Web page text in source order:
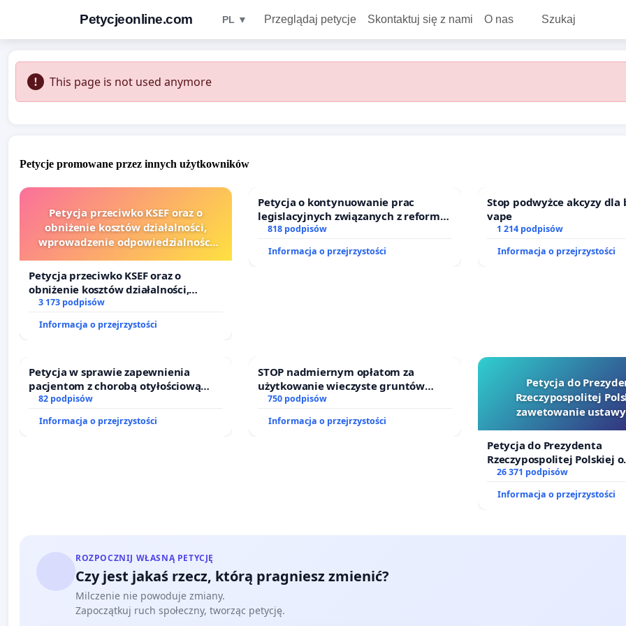
Petycjeonline.com PL ▼ Przeglądaj petycje Skontaktuj się z nami O nas Szukaj
This page is not used anymore
Petycje promowane przez innych użytkowników
Petycja przeciwko KSEF oraz o
obniżenie kosztów działalności,
wprowadzenie odpowiedzialności
sędziów
Petycja przeciwko KSEF oraz o
obniżenie kosztów działalności,
wprowadzenie odpowiedzialności
finansowej kluczowych urzędników i
sędziów
3 173 podpisów
Informacja o przejrzystości
Petycja o kontynuowanie prac
legislacyjnych związanych z reformą
prawa rodzinnego
818 podpisów
Informacja o przejrzystości
Stop podwyżce akcyzy dla
vape
1 214 podpisów
Informacja o przejrzystości
Petycja w sprawie zapewnienia
pacjentom z chorobą otyłościową
dostępu do kompleksowego leczenia
oraz programów profilaktycznych.
82 podpisów
Informacja o przejrzystości
STOP nadmiernym opłatom za
użytkowanie wieczyste gruntów
zajmowanych przez rodzinne ogrody
działkowe.
750 podpisów
Informacja o przejrzystości
Petycja do
Rzeczypospolitej
zawetowanie
Petycja do Prezydenta
Rzeczypospolitej Polskiej o
zawetowanie ustawy „Lex
26 371 podpisów
Informacja o przejrzystości
ROZPOCZNIJ WŁASNĄ PETYCJĘ
Czy jest jakaś rzecz, którą pragniesz zmienić?
Milczenie nie powoduje zmiany.
Zapoczątkuj ruch społeczny, tworząc petycję.